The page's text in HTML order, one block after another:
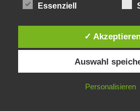
24. November 2015
Diese Website verwendet Cookies. Durch
Website stimmst du der Verwendung von
IN ORDNUNG
Essenziell
✓
Auswahl
Personalisieren